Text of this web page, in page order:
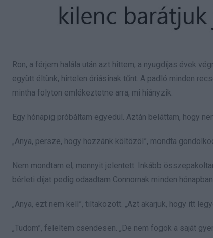
Ron, a férjem halála után azt hittem, a nyugdíjas évek
együtt éltünk, hirtelen óriásinak tűnt. A padló minden
mintha folyton emlékeztetne arra, mi hiányzik.
Egy hónapig próbáltam egyedül. Aztán beláttam, hogy
„Anya, persze, hogy hozzánk költözöl”, mondta
Nem mondtam el, mennyit jelentett. Inkább
bérleti díjat pedig odaadtam Connornak minden
„Anya, ezt nem kell”, tiltakozott. „Azt akarjuk, hogy itt
„Tudom”, feleltem csendesen. „De nem fogok a saját